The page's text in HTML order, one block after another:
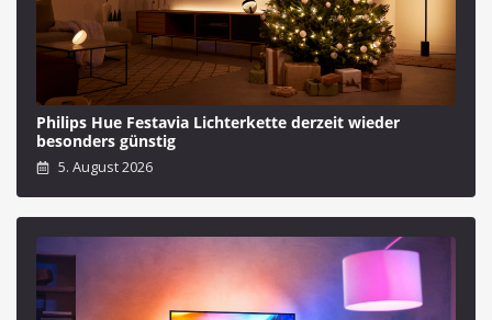
Philips Hue Festavia Lichterkette derzeit wieder
besonders günstig
5. August 2026